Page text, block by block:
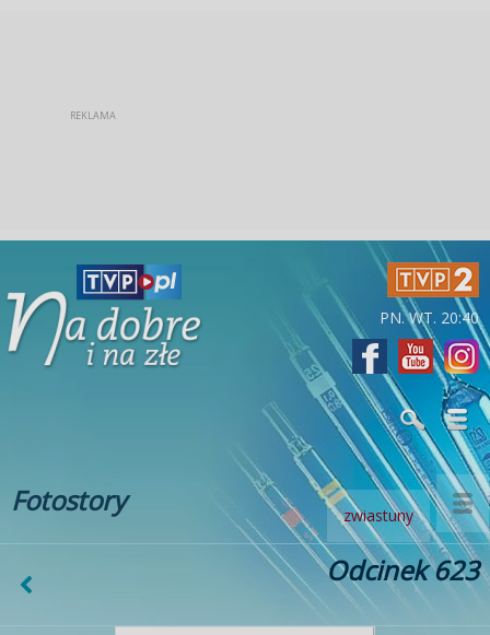
PN. WT. 20:40
Fotostory zwiastuny
Odcinek 623